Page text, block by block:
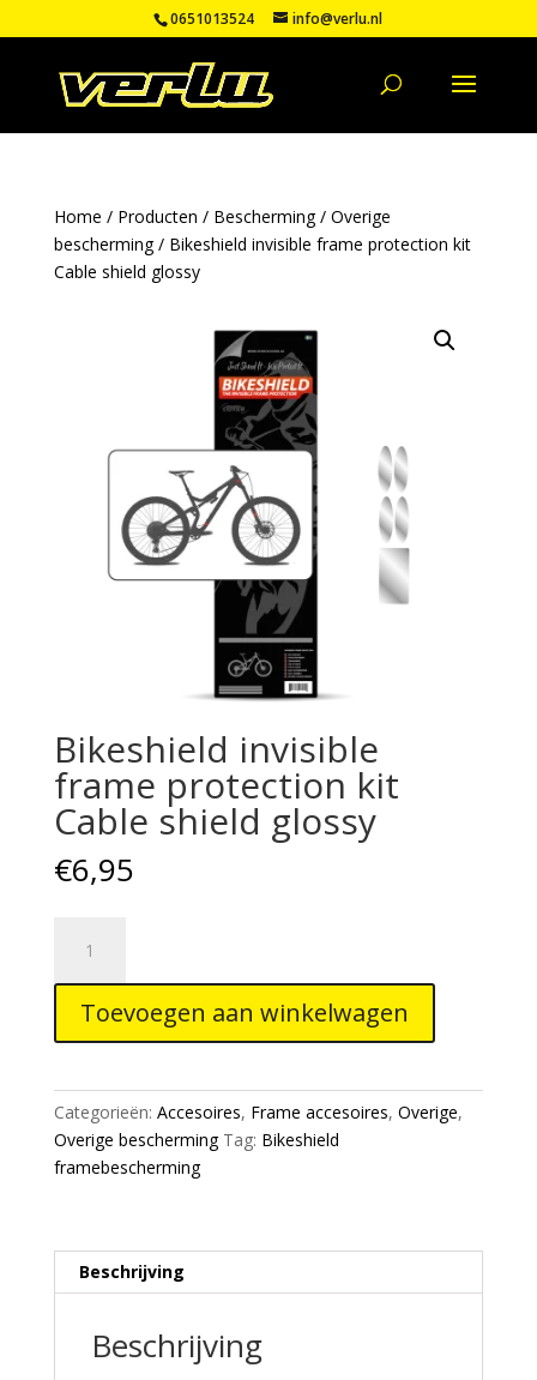
0651013524 info@verlu.nl
Home / Producten / Bescherming/ Overige
bescherming/ Bikeshield invisible frame protection kit
Cable shield glossy
Bikeshield invisible
frame protection kit
Cable shield glossy
€6,95
invisible
frame
protection
kit
shield
glossy
aantal
Toevoegen aan winkelwagen
Categorieën: Accesoires, Frame accesoires, Overige,
Overige bescherming Tag: Bikeshield
framebescherming
Beschrijving
Beschrijving